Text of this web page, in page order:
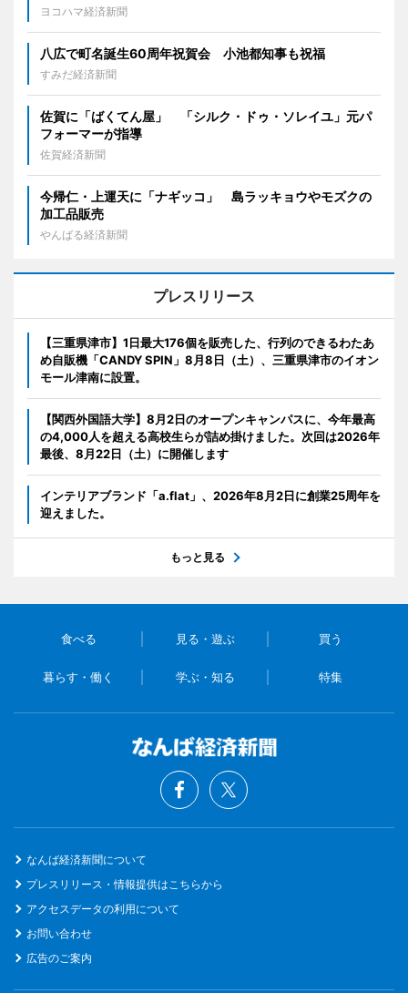
ヨコハマ経済新聞
八広で町名誕生60周年祝賀会 小池都知事も祝福
すみだ経済新聞
佐賀に「ばくてん屋」 「シルク・ドゥ・ソレイユ」元パ
フォーマーが指導
佐賀経済新聞
今帰仁・上運天に「ナギッコ」 島ラッキョウやモズクの
加工品販売
やんばる経済新聞
プレスリリース
【三重県津市】1日最大176個を販売した、行列のできるわたあ
め自販機「CANDY SPIN」8月8日（土）、三重県津市のイオン
モール津南に設置。
【関西外国語大学】8月2日のオープンキャンパスに、今年最高
の4,000人を超える高校生らが詰め掛けました。次回は2026年
最後、8月22日（土）に開催します
インテリアブランド「a.flat」、2026年8月2日に創業25周年を
迎えました。
もっと見る
食べる 見る・遊ぶ 買う
暮らす・働く 学ぶ・知る 特集
なんば経済新聞について
プレスリリース・情報提供はこちらから
アクセスデータの利用について
お問い合わせ
広告のご案内